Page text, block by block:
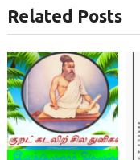
Related Posts